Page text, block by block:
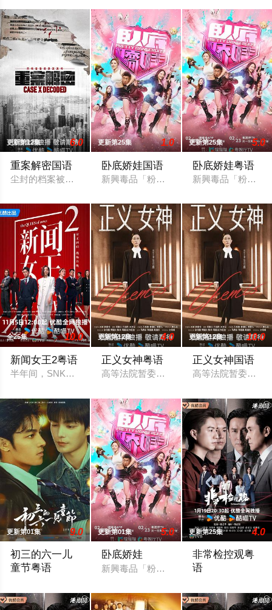
更新第12集 6.0
重案解密国语
尘封的档案被翻开，紧张感扑面而来。当香港真实奇案成为故
更新第25集 1.0
卧底娇娃国语
新興毒品「粉精靈」流竄市面，臥底潘奕
更新第25集 5.0
卧底娇娃粤语
新興毒品「粉精靈
全25集 10.0
新闻女王2粤语
半年间，SNK剧变，总监余英飞离职、门外汉古肇华空降。张
更新第12集 4.0
正义女神粤语
高等法院暂委法官言惠知（佘诗曼 饰）
更新第12集 10.0
正义女神国语
高等法院暂委法官
更新第01集 9.0
初三的六一儿
童节粤语
更新第01集 5.0
卧底娇娃
新興毒品「粉精靈」流竄市面，臥底潘奕
更新第25集 4.0
非常检控观粤
语